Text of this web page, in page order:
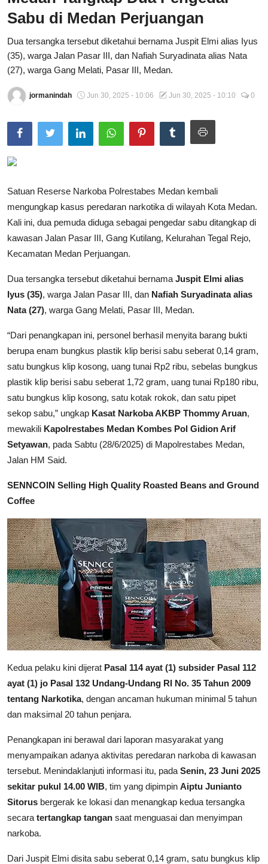
Total Sports
Contact
Pedoman Media Siber
Sabu di Medan Perjuangan
Dua tersangka tersebut diketahui bernama Juspit Elmi alias Iyus
(35), warga Jalan Pasar III, dan Nafiah Suryadinata alias Nata
(27), warga Gang Melati, Pasar III, Medan.
jormanindah Jun 30, 2025 - 10:06 Jun 30, 2025 - 10:10 0
Satuan Reserse Narkoba Polrestabes Medan kembali
mengungkap kasus peredaran narkotika di wilayah Kota Medan.
Kali ini, dua pemuda diduga sebagai pengedar sabu ditangkap di
kawasan Jalan Pasar III, Gang Kutilang, Kelurahan Tegal Rejo,
Kecamatan Medan Perjuangan.
Dua tersangka tersebut diketahui bernama Juspit Elmi alias
Iyus (35), warga Jalan Pasar III, dan Nafiah Suryadinata alias
Nata (27), warga Gang Melati, Pasar III, Medan.
“Dari penangkapan ini, personel berhasil menyita barang bukti
berupa enam bungkus plastik klip berisi sabu seberat 0,14 gram,
satu bungkus klip kosong, uang tunai Rp2 ribu, sebelas bungkus
plastik klip berisi sabu seberat 1,72 gram, uang tunai Rp180 ribu,
satu bungkus klip kosong, satu kotak rokok, dan satu pipet
sekop sabu,” ungkap Kasat Narkoba AKBP Thommy Aruan,
mewakili Kapolrestabes Medan Kombes Pol Gidion Arif
Setyawan, pada Sabtu (28/6/2025) di Mapolrestabes Medan,
Jalan HM Said.
SENNCOIN Selling High Quality Roasted Beans and Ground
Coffee
Kedua pelaku kini dijerat Pasal 114 ayat (1) subsider Pasal 112
ayat (1) jo Pasal 132 Undang-Undang RI No. 35 Tahun 2009
tentang Narkotika, dengan ancaman hukuman minimal 5 tahun
dan maksimal 20 tahun penjara.
Penangkapan ini berawal dari laporan masyarakat yang
menyampaikan adanya aktivitas peredaran narkoba di kawasan
tersebut. Menindaklanjuti informasi itu, pada Senin, 23 Juni 2025
sekitar pukul 14.00 WIB, tim yang dipimpin Aiptu Junianto
Sitorus bergerak ke lokasi dan menangkap kedua tersangka
secara tertangkap tangan saat menguasai dan menyimpan
narkoba.
Dari Juspit Elmi disita sabu seberat 0,14 gram, satu bungkus klip